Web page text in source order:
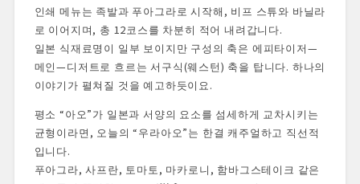
인쇄 메뉴는 족발과 푸아그라로 시작해, 비프 스튜와 바닐라
로 이어지며, 총 12코스를 차분히 적어 내려갑니다.
일본 식재료명이 일부 보이지만 구성의 축은 에피타이저—
메인—디저트로 흐르는 서구식(웨스턴) 축을 탑니다. 하나의
이야기가 펼쳐질 것을 예고하듯이요.
평소 “아오”가 일본과 서양의 요소를 섬세하게 교차시키는
균형이라면, 오늘의 “우라아오”는 한결 캐주얼하고 직선적
입니다.
푸아그라, 사프란, 토마토, 마카로니, 함바그스테이크 같은